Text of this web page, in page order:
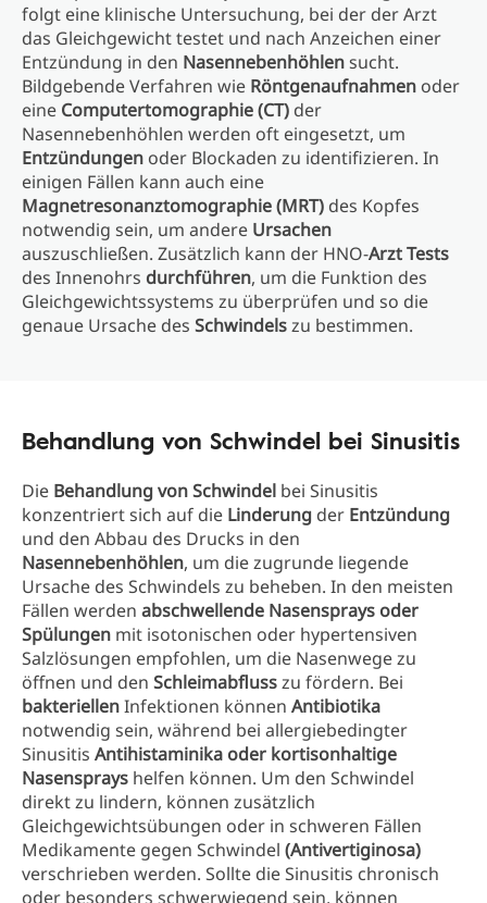
folgt eine klinische Untersuchung, bei der der Arzt
das Gleichgewicht testet und nach Anzeichen einer
Entzündung in den Nasennebenhöhlensucht.
Bildgebende Verfahren wie Röntgenaufnahmen oder
eine Computertomographie (CT) der
Nasennebenhöhlen werden oft eingesetzt, um
Entzündungen oder Blockaden zu identifizieren. In
einigen Fällen kann auch eine
Magnetresonanztomographie (MRT) des Kopfes
notwendig sein, um andere Ursachen
auszuschließen. Zusätzlich kann der HNO-ArztTests
des Innenohrs durchführen, um die Funktion des
Gleichgewichtssystems zu überprüfen und so die
genaue Ursache des Schwindelszu bestimmen.
Behandlung von Schwindel bei Sinusitis
Die Behandlung von Schwindel bei Sinusitis
konzentriert sich auf die Linderung der Entzündung
und den Abbau des Drucks in den
Nasennebenhöhlen, um die zugrunde liegende
Ursache des Schwindels zu beheben. In den meisten
Fällen werden abschwellende Nasensprays oder
Spülungen mit isotonischen oder hypertensiven
Salzlösungen empfohlen, um die Nasenwege zu
öffnen und den Schleimabflusszu fördern. Bei
bakteriellenInfektionen können Antibiotika
notwendig sein, während bei allergiebedingter
Sinusitis Antihistaminika oder kortisonhaltige
Nasensprays helfen können. Um den Schwindel
direkt zu lindern, können zusätzlich
Gleichgewichtsübungen oder in schweren Fällen
Medikamente gegen Schwindel (Antivertiginosa)
verschrieben werden. Sollte die Sinusitis chronisch
oder besonders schwerwiegend sein, können